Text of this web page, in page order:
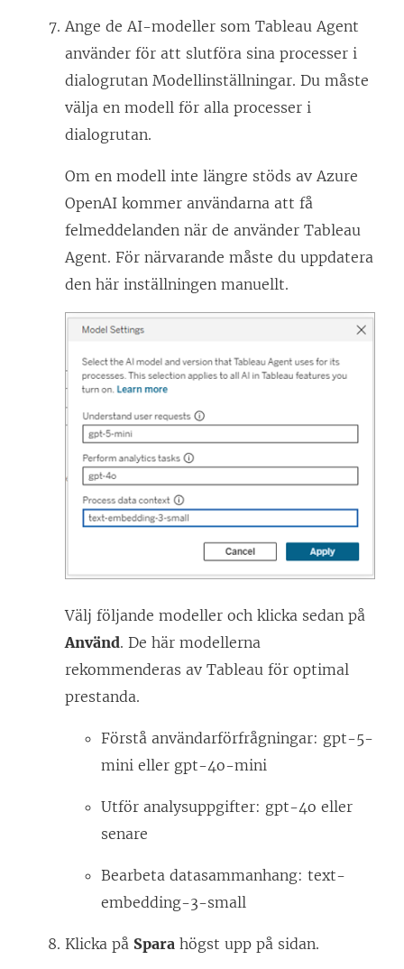
Ange de AI-modeller som Tableau Agent
använder för att slutföra sina processer i
dialogrutan Modellinställningar. Du måste
välja en modell för alla processer i
dialogrutan.
Om en modell inte längre stöds av Azure
OpenAI kommer användarna att få
felmeddelanden när de använder Tableau
Agent. För närvarande måste du uppdatera
den här inställningen manuellt.
Välj följande modeller och klicka sedan på
Använd. De här modellerna
rekommenderas av Tableau för optimal
prestanda.
Förstå användarförfrågningar: gpt-5-
mini eller gpt-4o-mini
Utför analysuppgifter: gpt-4o eller
senare
Bearbeta datasammanhang: text-
embedding-3-small
Klicka på Spara högst upp på sidan.